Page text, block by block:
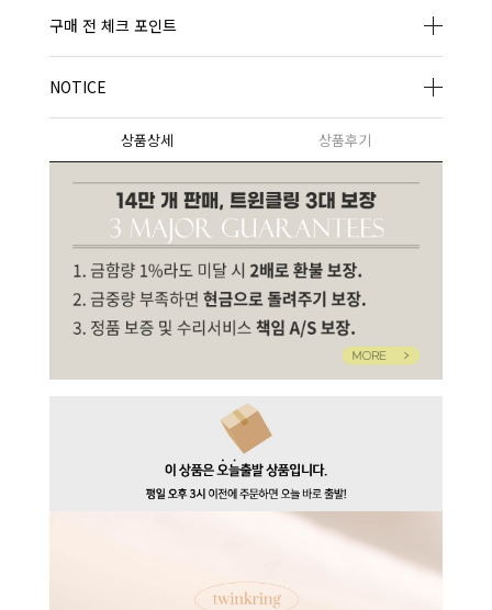
구매 전 체크 포인트
NOTICE
상품상세 상품후기